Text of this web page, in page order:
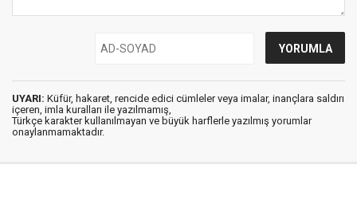
UYARI: Küfür, hakaret, rencide edici cümleler veya imalar, inançlara saldırı
içeren, imla kuralları ile yazılmamış,
Türkçe karakter kullanılmayan ve büyük harflerle yazılmış yorumlar
onaylanmamaktadır.